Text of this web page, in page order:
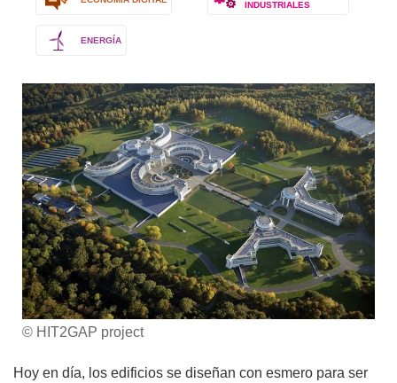
INDUSTRIALES
ENERGÍA
© HIT2GAP project
Hoy en día, los edificios se diseñan con esmero para ser